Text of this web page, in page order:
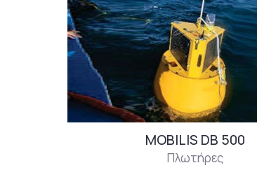
MOBILIS DB 500
Πλωτήρες